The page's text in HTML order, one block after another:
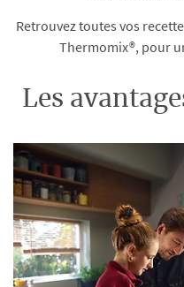
Retrouvez toutes vos
Thermomix®, pour
Les